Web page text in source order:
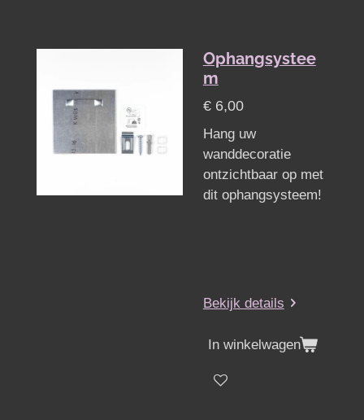
Ophangsystee
m
€ 6,00
Hang uw
wanddecoratie
ontzichtbaar op met
dit ophangsysteem!
Bekijk details
In winkelwagen